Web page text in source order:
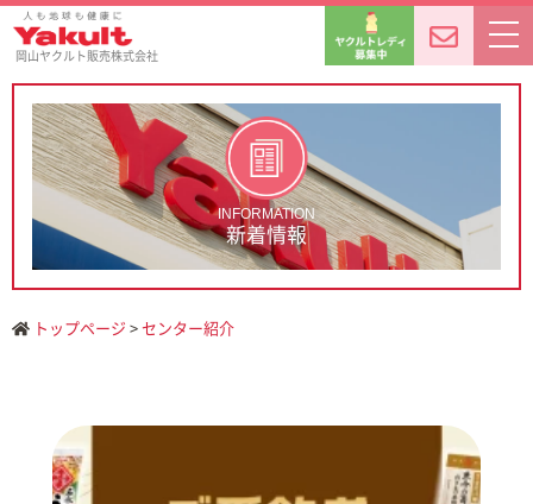
岡山ヤクルト販売株式会社
INFORMATION
新着情報
トップページ >センター紹介